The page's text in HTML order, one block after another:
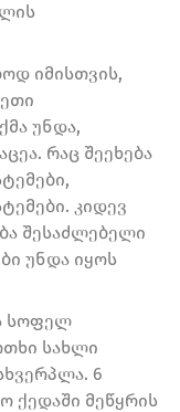
იმისთვის,
უნდა,
რაც შეეხება
კიდევ
შესაძლებელი
უნდა იყოს
სოფელ
სახლი
6
ქედაში მეწყრის